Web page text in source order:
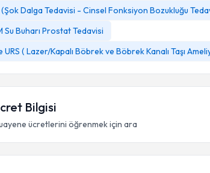
Dalga Tedavisi - Cinsel Fonksiyon Bozukluğu
Su Buharı Prostat Tedavisi
URS ( Lazer/Kapalı Böbrek ve Böbrek Kanalı Taşı
Bilgisi
ücretlerini öğrenmek için ara